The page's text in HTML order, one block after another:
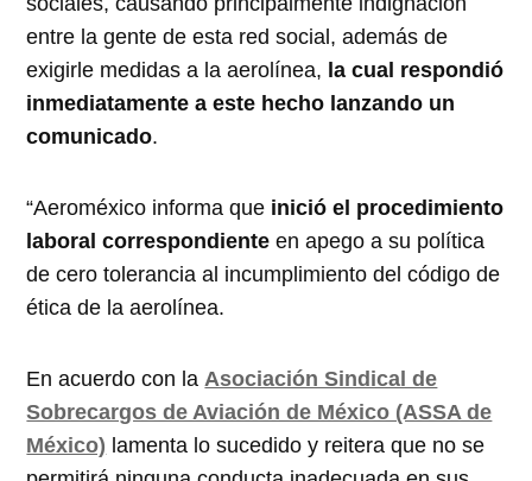
entre la gente de esta red social, además de
exigirle medidas a la aerolínea, la cual respondió
inmediatamente a este hecho lanzando un
comunicado.
“Aeroméxico informa que inició el procedimiento
laboral correspondiente en apego a su política
de cero tolerancia al incumplimiento del código de
ética de la aerolínea.
En acuerdo con la Asociación Sindical de
Sobrecargos de Aviación de México (ASSA de
México) lamenta lo sucedido y reitera que no se